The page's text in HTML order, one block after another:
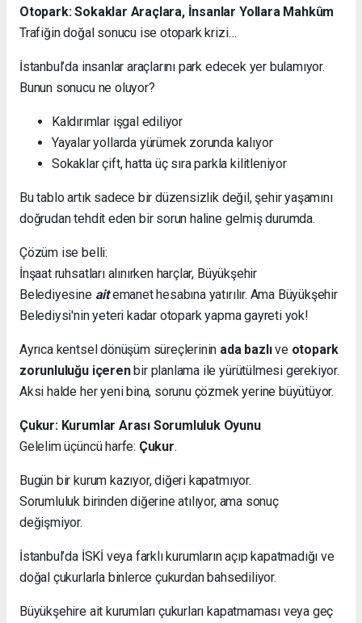
Otopark: Sokaklar Araçlara, İnsanlar Yollara Mahkûm
Trafiğin doğal sonucu ise otopark krizi…
İstanbul’da insanlar araçlarını park edecek yer bulamıyor.
Bunun sonucu ne oluyor?
Kaldırımlar işgal ediliyor
Yayalar yollarda yürümek zorunda kalıyor
Sokaklar çift, hatta üç sıra parkla kilitleniyor
Bu tablo artık sadece bir düzensizlik değil, şehir yaşamını
doğrudan tehdit eden bir sorun haline gelmiş durumda.
Çözüm ise belli:
İnşaat ruhsatları alınırken harçlar, Büyükşehir
Belediyesine aitemanet hesabına yatırılır. Ama Büyükşehir
Belediysi'nin yeteri kadar otopark yapma gayreti yok!
Ayrıca kentsel dönüşüm süreçlerinin ada bazlıve otopark
zorunluluğu içerenbir planlama ile yürütülmesi gerekiyor.
Aksi halde her yeni bina, sorunu çözmek yerine büyütüyor.
Çukur: Kurumlar Arası Sorumluluk Oyunu
Gelelim üçüncü harfe: Çukur.
Bugün bir kurum kazıyor, diğeri kapatmıyor.
Sorumluluk birinden diğerine atılıyor, ama sonuç
değişmiyor.
İstanbul’da İSKİ veya farklı kurumların açıp kapatmadığı ve
doğal çukurlarla binlerce çukurdan bahsediliyor.
Büyükşehire ait kurumları çukurları kapatmaması veya geç